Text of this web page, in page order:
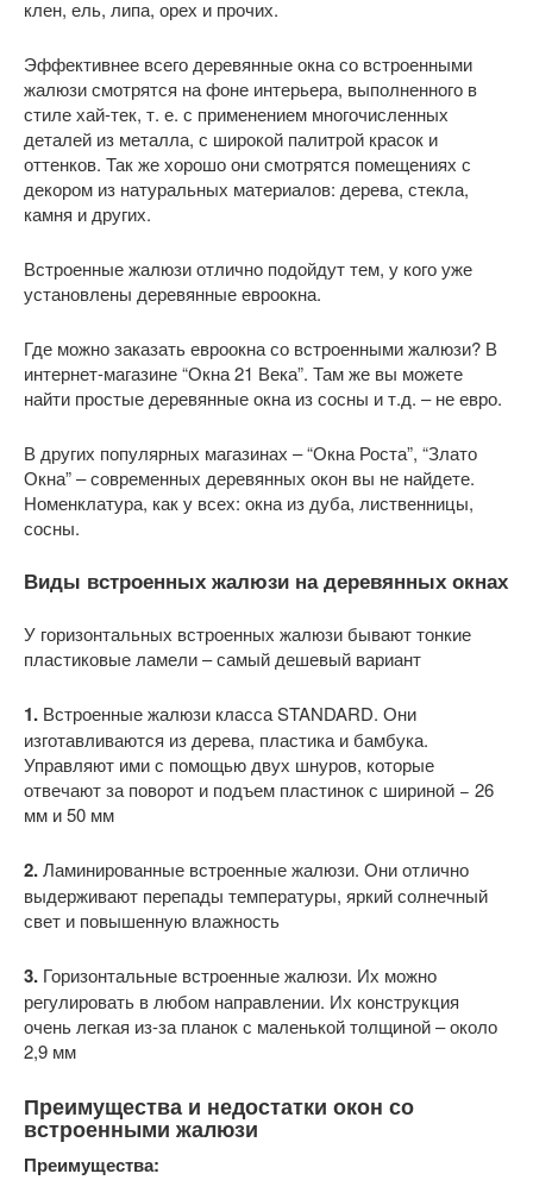
клен, ель, липа, орех и прочих.
Эффективнее всего деревянные окна со встроенными
жалюзи смотрятся на фоне интерьера, выполненного в
стиле хай-тек, т. е. с применением многочисленных
деталей из металла, с широкой палитрой красок и
оттенков. Так же хорошо они смотрятся помещениях с
декором из натуральных материалов: дерева, стекла,
камня и других.
Встроенные жалюзи отлично подойдут тем, у кого уже
установлены деревянные евроокна.
Где можно заказать евроокна со встроенными жалюзи? В
интернет-магазине “Окна 21 Века”. Там же вы можете
найти простые деревянные окна из сосны и т.д. – не евро.
В других популярных магазинах – “Окна Роста”, “Злато
Окна” – современных деревянных окон вы не найдете.
Номенклатура, как у всех: окна из дуба, лиственницы,
сосны.
Виды встроенных жалюзи на деревянных окнах
У горизонтальных встроенных жалюзи бывают тонкие
пластиковые ламели – самый дешевый вариант
1. Встроенные жалюзи класса STANDARD. Они
изготавливаются из дерева, пластика и бамбука.
Управляют ими с помощью двух шнуров, которые
отвечают за поворот и подъем пластинок с шириной − 26
мм и 50 мм
2.Ламинированные встроенные жалюзи. Они отлично
выдерживают перепады температуры, яркий солнечный
свет и повышенную влажность
3. Горизонтальные встроенные жалюзи. Их можно
регулировать в любом направлении. Их конструкция
очень легкая из-за планок с маленькой толщиной – около
2,9 мм
Преимущества и недостатки окон со
встроенными жалюзи
Преимущества: